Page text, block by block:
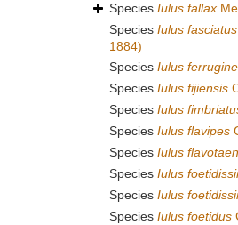
Species Iulus fallax
Species Iulus fasciatus
1884)
Species Iulus
Species Iulus fijiensis
Species Iulus
Species Iulus flavipes
Species Iulus
Species Iulus
Species Iulus
Species Iulus foetidus